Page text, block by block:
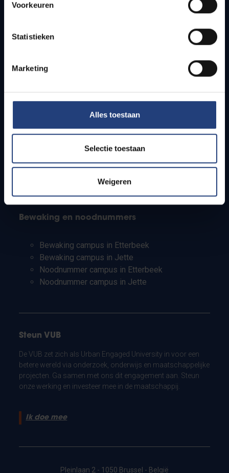
Voorkeuren
Statistieken
Marketing
Alles toestaan
Selectie toestaan
Weigeren
Bereikbaarheid
Studenten
PhD-studenten
Leerkrachten en secundaire scholen
Bewaking en noodnummers
Bewaking campus in Etterbeek
Bewaking campus in Jette
Noodnummer campus in Etterbeek
Noodnummer campus in Jette
Steun VUB
De VUB zet zich als Urban Engaged University in voor een
betere wereld via onderzoek, onderwijs en maatschappelijke
projecten. Ga samen met ons dit engagement aan. Steun
onze werking en investeer mee in de maatschappij.
Ik doe mee
Pleinlaan 2 - 1050 Brussel - België